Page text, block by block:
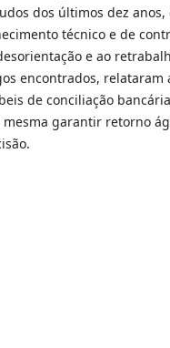
dos últimos dez
técnico e de
e ao
encontrados, relataram
de conciliação
garantir retorno